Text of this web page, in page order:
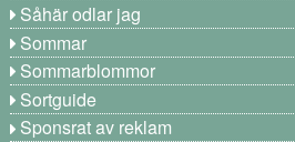
Såhär odlar jag
Sommar
Sommarblommor
Sortguide
Sponsrat av reklam